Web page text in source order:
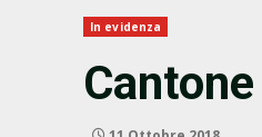
In evidenza